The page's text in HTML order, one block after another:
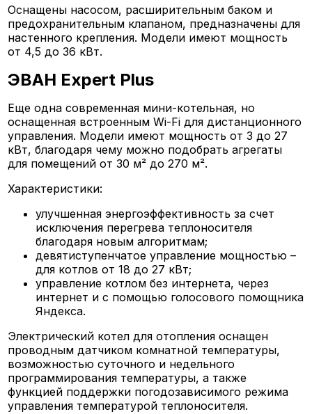
Оснащены насосом, расширительным баком и
предохранительным клапаном, предназначены для
настенного крепления. Модели имеют мощность
от 4,5 до 36 кВт.
ЭВАН Expert Plus
Еще одна современная мини-котельная, но
оснащенная встроенным Wi-Fi для дистанционного
управления. Модели имеют мощность от 3 до 27
кВт, благодаря чему можно подобрать агрегаты
для помещений от 30 м² до 270 м².
Характеристики:
улучшенная энергоэффективность за счет
исключения перегрева теплоносителя
благодаря новым алгоритмам;
девятиступенчатое управление мощностью –
для котлов от 18 до 27 кВт;
управление котлом без интернета, через
интернет и с помощью голосового помощника
Яндекса.
Электрический котел для отопления оснащен
проводным датчиком комнатной температуры,
возможностью суточного и недельного
программирования температуры, а также
функцией поддержки погодозависимого режима
управления температурой теплоносителя.